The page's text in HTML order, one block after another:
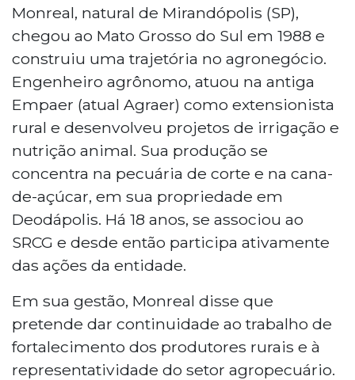
presidente do Sindicato Rural de Campo
Grande, Rochedo e Corguinho, em chapa
única, para o triênio 2025-2027. Monreal,
engenheiro agrônomo, atua no
agronegócio desde 1988 e é associado ao
sindicato há 18 anos. Ele pretende
fortalecer os produtores rurais, melhorar
infraestrutura e assistência técnica, e
apoiar novas cadeias produtivas como
silvicultura e suinocultura. A gestão
continuará promovendo eventos como o
Interagro 2025 e parcerias com entidades
e governo para capacitação no setor.
Monreal, natural de Mirandópolis (SP),
chegou ao Mato Grosso do Sul em 1988 e
construiu uma trajetória no agronegócio.
Engenheiro agrônomo, atuou na antiga
Empaer (atual Agraer) como extensionista
rural e desenvolveu projetos de irrigação e
nutrição animal. Sua produção se
concentra na pecuária de corte e na cana-
de-açúcar, em sua propriedade em
Deodápolis. Há 18 anos, se associou ao
SRCG e desde então participa ativamente
das ações da entidade.
Em sua gestão, Monreal disse que
pretende dar continuidade ao trabalho de
fortalecimento dos produtores rurais e à
representatividade do setor agropecuário.